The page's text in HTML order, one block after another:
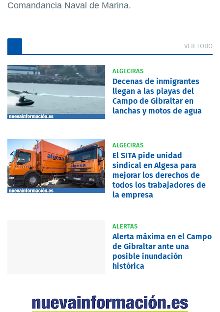
Comandancia Naval de Marina.
VER TODO
ALGECIRAS
Decenas de inmigrantes
llegan a las playas del
Campo de Gibraltar en
lanchas y motos de agua
ALGECIRAS
El SITA pide unidad
sindical en Algesa para
mejorar los derechos de
todos los trabajadores de
la empresa
ALERTAS
Alerta máxima en el Campo
de Gibraltar ante una
posible inundación
histórica